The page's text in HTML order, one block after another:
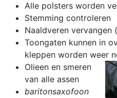
Alle polsters worden
Stemming controleren
Naaldveren vervangen
Toongaten kunnen in
kleppen worden
Olieen en smeren
van alle assen
baritonsaxofoon